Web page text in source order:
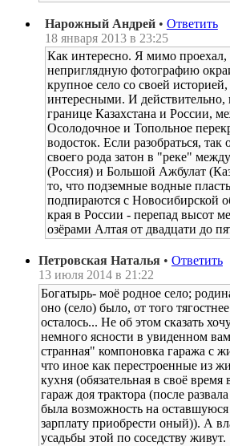
Нарожный Андрей • Ответить
18 января 2013 в 23:25
Как интересно. Я мимо проехал,
неприглядную фотографию
крупное село со своей
интересными. И действительно,
границе Казахстана и России,
Осолодочное и Топольное
водосток. Если разобраться, так
своего рода затон в "реке"
(Россия) и Большой Ажбулат
то, что подземные водные
подпираются с Новосибирской
края в России - перепад высот
озёрами Алтая от двадцати до
Петровская Наталья • Ответить
13 июля 2014 в 21:22
Богатырь- моё родное село;
оно (село) было, от того
осталось... Не об этом сказать
немного ясности в увиденном
странная" компоновка гаража с
что иное как перестроенные из
кухня (обязательная в своё
гараж доя трактора (после
была возможность на
зарплату приобрести оный)). А
усадьбы этой по соседству живут.